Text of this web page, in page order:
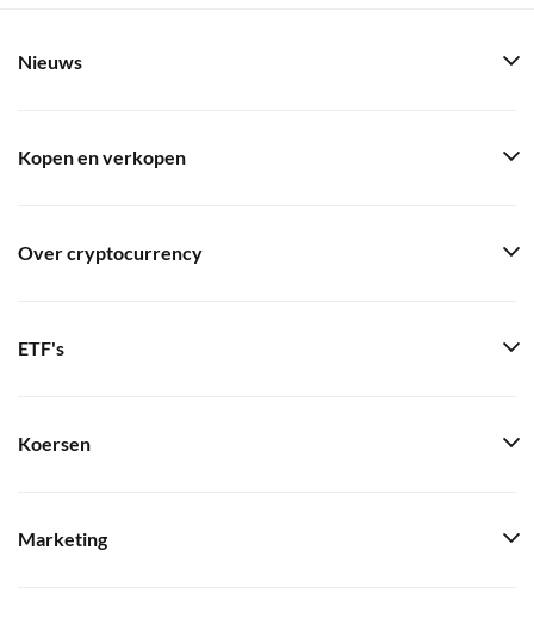
Nieuws
Kopen en verkopen
Over cryptocurrency
ETF's
Koersen
Marketing